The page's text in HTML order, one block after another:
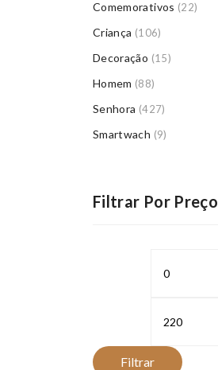
Comemorativos (22)
Criança (106)
Decoração (15)
Homem (88)
Senhora (427)
Smartwach (9)
Filtrar Por Preço
Filtrar